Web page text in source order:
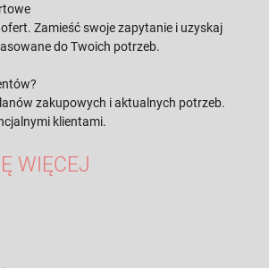
Zamieść swoje zapytanie i uzyskaj
do Twoich potrzeb.
zakupowych i aktualnych potrzeb.
klientami.
WIĘCEJ